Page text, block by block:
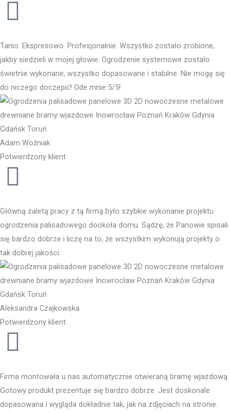
Tanio. Ekspresowo. Profesjonalnie. Wszystko zostało zrobione,
jakby siedzieli w mojej głowie. Ogrodzenie systemowe zostało
świetnie wykonane, wszystko dopasowane i stabilne. Nie mogę się
do niczego doczepić! Ode mnie 5/5!
Adam Woźniak
Potwierdzony klient
Główną zaletą pracy z tą firmą było szybkie wykonanie projektu
ogrodzenia palisadowego dookoła domu. Sądzę, że Panowie spisali
się bardzo dobrze i liczę na to, że wszystkim wykonują projekty o
tak dobrej jakości.
Aleksandra Czajkowska
Potwierdzony klient
Firma montowała u nas automatycznie otwieraną bramę wjazdową.
Gotowy produkt prezentuje się bardzo dobrze. Jest doskonale
dopasowana i wygląda dokładnie tak, jak na zdjęciach na stronie.